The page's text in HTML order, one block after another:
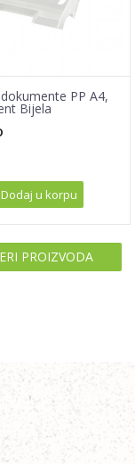
PP A4,
Bijela
Dodaj u korpu
PROIZVODA